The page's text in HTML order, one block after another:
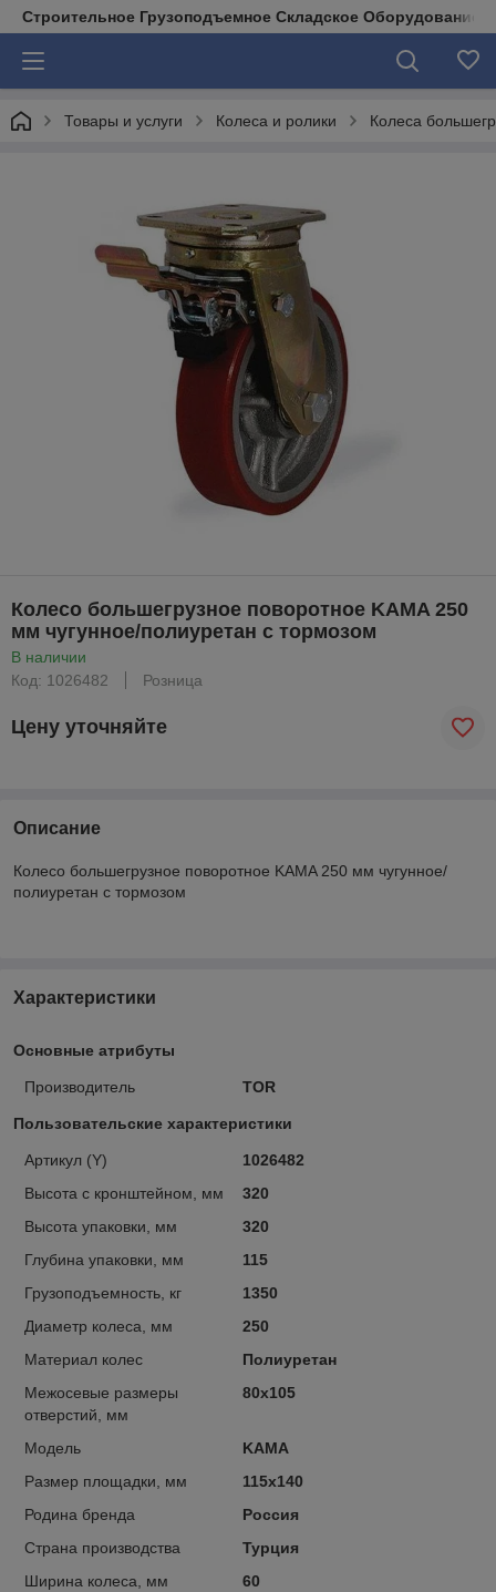
Строительное Грузоподъемное Складское Оборудование
Товары и услуги Колеса и ролики Колеса
Колесо большегрузное поворотное KAMA 250
мм чугунное/полиуретан с тормозом
В наличии
Код: 1026482
Розница
Цену уточняйте
Описание
Колесо большегрузное поворотное KAMA 250 мм чугунное/
полиуретан с тормозом
Характеристики
Основные атрибуты
Производитель TOR
Пользовательские характеристики
Артикул (Y)
1026482
Высота с кронштейном, мм
320
Высота упаковки, мм
320
Глубина упаковки, мм
115
Грузоподъемность, кг
1350
Диаметр колеса, мм
250
Материал колес
Полиуретан
Межосевые размеры
отверстий, мм
80х105
Модель
KAMA
Размер площадки, мм
115х140
Родина бренда
Россия
Страна производства
Турция
Ширина колеса, мм
60